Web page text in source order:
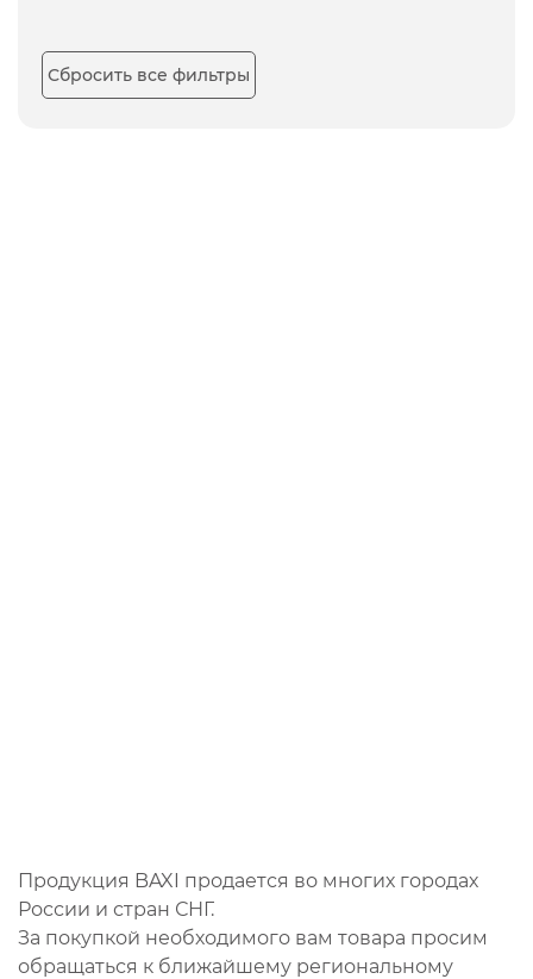
Сбросить все фильтры
Продукция BAXI продается во многих городах
России и стран СНГ.
За покупкой необходимого вам товара просим
обращаться к ближайшему региональному